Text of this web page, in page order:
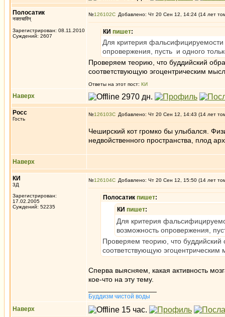
Полосатик
नक्तचारिन्
Зарегистрирован: 08.11.2010
Суждений: 2607
№126102 Добавлено: Чт 20 Сен 12, 14:24 (14 лет
КИ пишет:
Для критерия фальсифицируемости
опровержения, пусть и одного
Проверяем теорию, что буддийский
соответствующую эгоцентрическим
Ответы на этот пост: КИ
Наверх
Росс
Гость
№126103 Добавлено: Чт 20 Сен 12, 14:43 (14 лет
Чеширский кот громко бы улыбался.
недвойственного пространства, плод
Наверх
КИ
3Д
Зарегистрирован:
17.02.2005
Суждений: 52235
№126104 Добавлено: Чт 20 Сен 12, 15:50 (14 лет
Полосатик пишет:
КИ пишет:
Для критерия
возможность опровержения,
Проверяем теорию, что буддийский
соответствующую эгоцентрическим
Сперва выясняем, какая активность
кое-что на эту тему.
Буддизм чистой воды
Наверх